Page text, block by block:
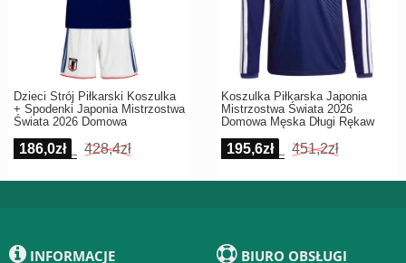
Dzieci Strój Piłkarski Koszulka
+ Spodenki Japonia Mistrzostwa
Świata 2026 Domowa
186,0zł 428,4zł
Koszulka Piłkarska Japonia
Mistrzostwa Świata 2026
Domowa Męska Długi Rękaw
195,6zł 451,2zł
INFORMACJE
BIURO OBSŁUGI